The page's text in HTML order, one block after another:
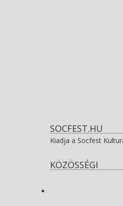
SOCFEST.HU
Kiadja a Socfest
KÖZÖSSÉGI